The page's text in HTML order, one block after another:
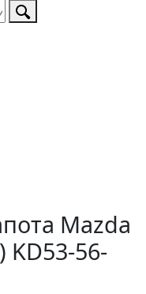
Mazda
KD53-56-